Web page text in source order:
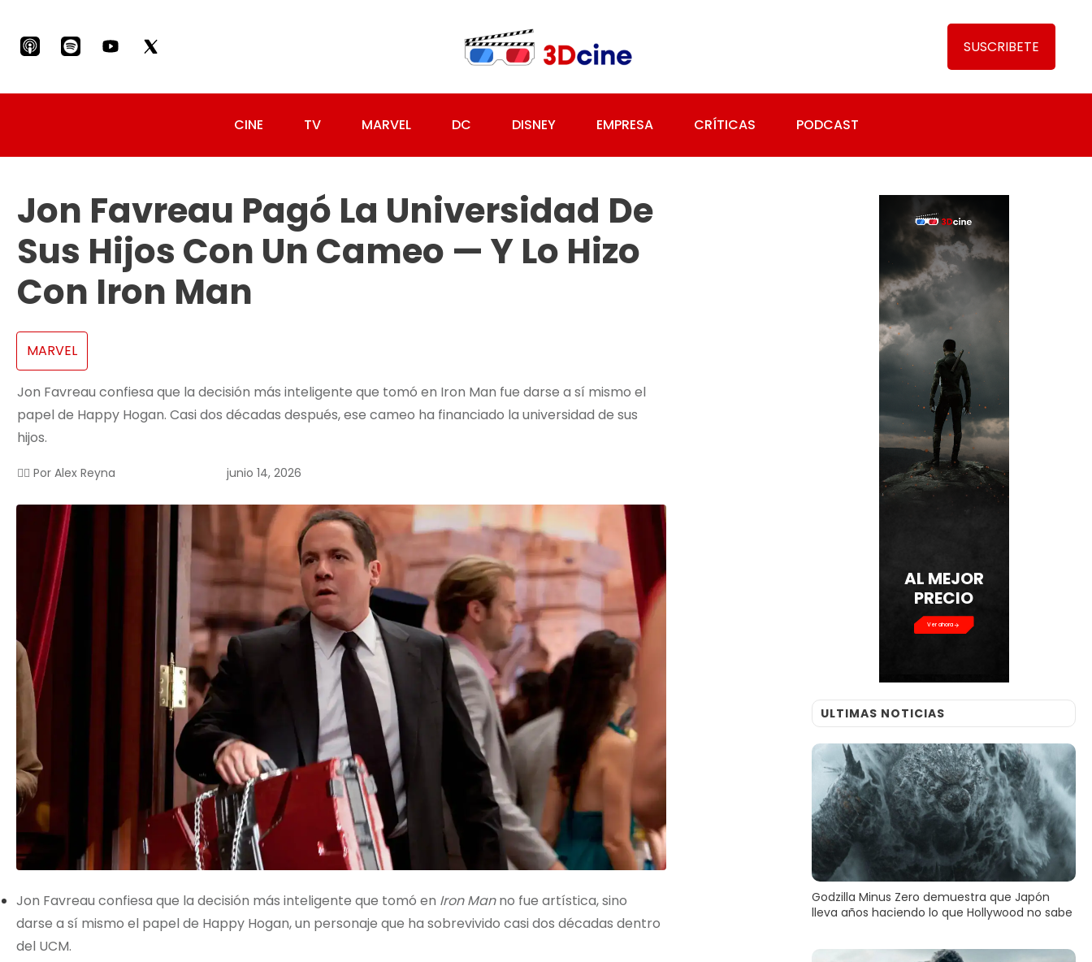
SUSCRIBETE
CINE TV MARVEL DC DISNEY EMPRESA CRÍTICAS PODCAST
Jon Favreau Pagó La Universidad De
Sus Hijos Con Un Cameo — Y Lo Hizo
Con Iron Man
MARVEL
Jon Favreau confiesa que la decisión más inteligente que tomó en Iron Man fue darse a sí mismo el
papel de Happy Hogan. Casi dos décadas después, ese cameo ha financiado la universidad de sus
hijos.
✍🏻 Por Alex Reyna junio 14, 2026
Jon Favreau confiesa que la decisión más inteligente que tomó en Iron Manno fue artística, sino
darse a sí mismo el papel de Happy Hogan, un personaje que ha sobrevivido casi dos décadas dentro
del UCM.
AL MEJOR
PRECIO
ULTIMAS NOTICIAS
Godzilla Minus Zero demuestra que Japón
lleva años haciendo lo que Hollywood no sabe